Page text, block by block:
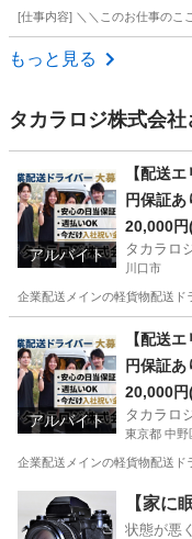
[仕事内容] ＼＼このお仕事
埼玉 その他
もっと見る
タカラロジ株式会社
アルバイト
【配送
円保証
20,000
タカラロ
川口市
企業配送メインの軽貨物配送ド
ドライバ
アルバイト
【配送
円保証
20,000
タカラロ
東京都 中野
企業配送メインの軽貨物配送ド
中野区 ドライバ
【家に
状態が悪